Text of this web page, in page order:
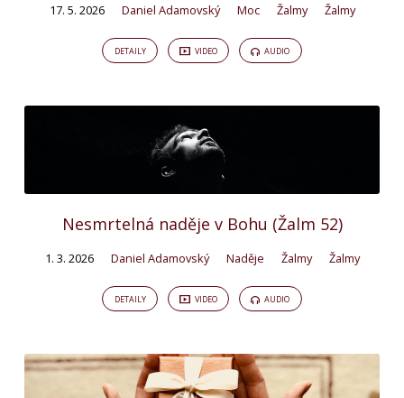
17. 5. 2026 Daniel Adamovský Moc Žalmy Žalmy
DETAILY VIDEO AUDIO
Nesmrtelná naděje v Bohu (Žalm 52)
1. 3. 2026 Daniel Adamovský Naděje Žalmy Žalmy
DETAILY VIDEO AUDIO